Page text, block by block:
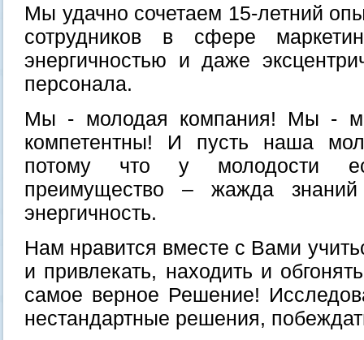
Мы удачно сочетаем 15-летний
сотрудников в сфере
энергичностью и даже
персонала.
Мы - молодая компания! Мы -
компетентны! И пусть наша
потому что у молодости
преимущество – жажда
энергичность.
Нам нравится вместе с Вами
и привлекать, находить и
самое верное Решение!
нестандартные решения,